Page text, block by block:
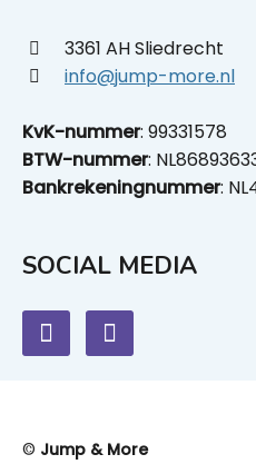
3361 AH Sliedrecht
info@jump-more.nl
KvK-nummer: 99331578
BTW-nummer:
Bankrekeningnummer:
SOCIAL MEDIA
© Jump & More